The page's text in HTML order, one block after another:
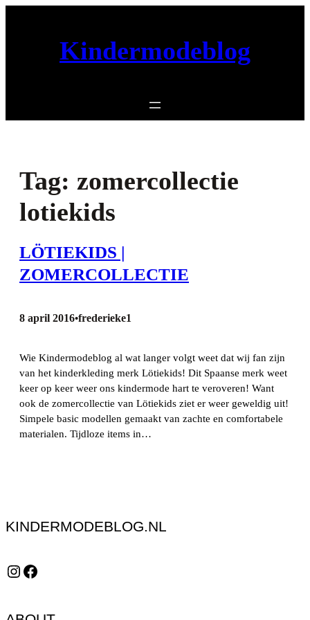
Kindermodeblog
Tag: zomercollectie
lotiekids
LÖTIEKIDS |
ZOMERCOLLECTIE
8 april 2016•frederieke1
Wie Kindermodeblog al wat langer volgt weet dat wij fan zijn
van het kinderkleding merk Lötiekids! Dit Spaanse merk weet
keer op keer weer ons kindermode hart te veroveren! Want
ook de zomercollectie van Lötiekids ziet er weer geweldig uit!
Simpele basic modellen gemaakt van zachte en comfortabele
materialen. Tijdloze items in…
KINDERMODEBLOG.NL
Instagram Facebook